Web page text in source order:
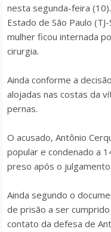
nesta segunda-feira
Estado de São Paulo
mulher ficou internada
cirurgia.
Ainda conforme a
alojadas nas costas da
pernas.
O acusado, Antônio
popular e condenado a
preso após o
Ainda segundo o
de prisão a ser
contato da defesa de